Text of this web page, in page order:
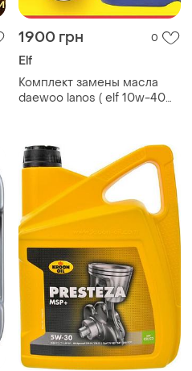
1900 грн 0
Elf
Комплект замены масла
daewoo lanos ( elf 10w-40